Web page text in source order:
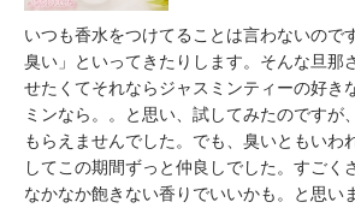
いつも香水をつけてることは言わないので
臭い」といってきたりします。そんな旦那
せたくてそれならジャスミンティーの好き
ミンなら。。と思い、試してみたのですが
もらえませんでした。でも、臭いともいわ
してこの期間ずっと仲良しでした。すごく
なかなか飽きない香りでいいかも。と思い